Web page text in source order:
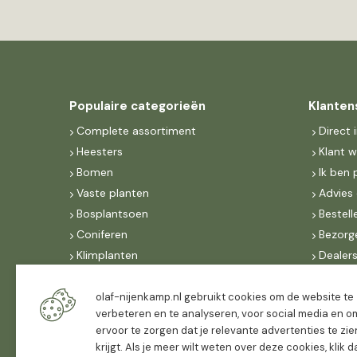
Populaire categorieën
Complete assortiment
Heesters
Bomen
Vaste planten
Bosplantsoen
Coniferen
Klimplanten
Dak, lei- & vormbomen
Dealers
Direct
Klant
Ik ben
Dealers
FAQ
olaf-nijenkamp.nl gebruikt cookies om de website te
verbeteren en te analyseren, voor social media en
ervoor te zorgen dat je relevante advertenties te
krijgt. Als je meer wilt weten over deze cookies, klik